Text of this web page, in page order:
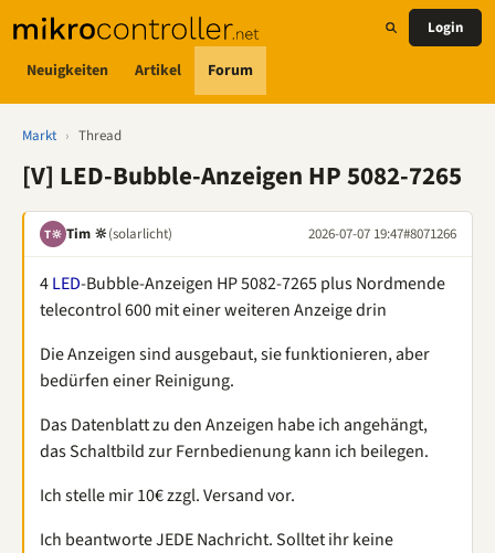
Neuigkeiten Artikel Forum
Login
Markt › Thread
[V] LED-Bubble-Anzeigen HP 5082-7265
T🔆 Tim 🔆(solarlicht) 2026-07-07 19:47#8071266
4LED-Bubble-Anzeigen HP 5082-7265 plus Nordmende
telecontrol 600 mit einer weiteren Anzeige drin
Die Anzeigen sind ausgebaut, sie funktionieren, aber
bedürfen einer Reinigung.
Das Datenblatt zu den Anzeigen habe ich angehängt,
das Schaltbild zur Fernbedienung kann ich beilegen.
Ich stelle mir 10€ zzgl. Versand vor.
Ich beantworte JEDE Nachricht. Solltet ihr keine